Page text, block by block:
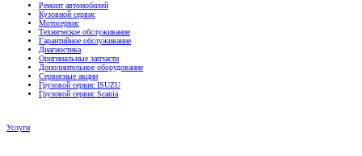
Ремонт автомобилей
Кузовной сервис
Мотосервис
Техническое обслуживание
Гарантийное обслуживание
Диагностика
Оригинальные запчасти
Дополнительное оборудование
Сервисные акции
Грузовой сервис ISUZU
Грузовой сервис Scania
Услуги